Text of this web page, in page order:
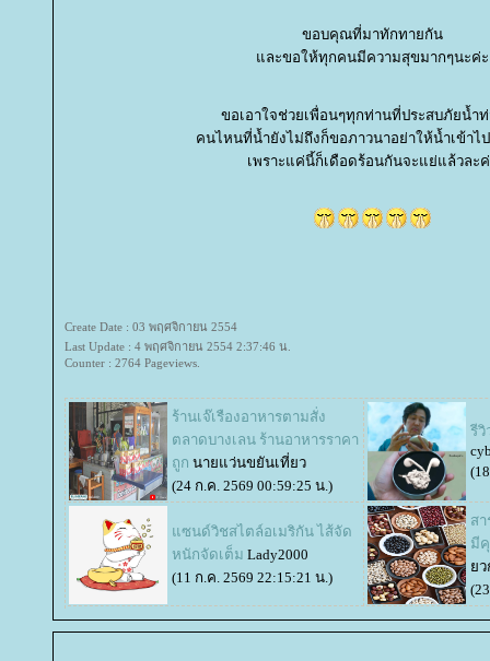
ขอบคุณที่มาทักทายกัน
ละขอให้ทุกคนมีความสุขมากๆนะค่ะ
ขอเอาใจช่วยเพื่อนๆทุกท่านที่ประสบภัยน้ำ
คนไหนที่น้ำยังไม่ถึงก็ขอภาวนาอย่าให้น้ำเข้าไ
เพราะแค่นี้ก็เดือดร้อนกันจะแย่แล้วละ
Create Date : 03 พฤศจิกายน 2554
Last Update : 4 พฤศจิกายน 2554 2:37:46 น.
Counter : 2764 Pageviews.
ร้านเจ๊เรืองอาหารตามสั่ง
ตลาดบางเลน ร้านอาหารราคา
ถูก นายแว่นขยันเที่ยว
(24 ก.ค. 2569 00:59:25 น.)
รีวิ
ซนด์วิชสไตล์อเมริกัน ไส้จัด
หนักจัดเต็ม Lady2000
(11 ก.ค. 2569 22:15:21 น.)
ส
มี